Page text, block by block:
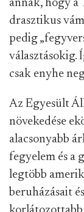
annak, hogy a
drasztikus
pedig
választásokig.
csak enyhe
Az Egyesült
növekedése
alacsonyabb
fegyelem és a
legtöbb
beruházásait